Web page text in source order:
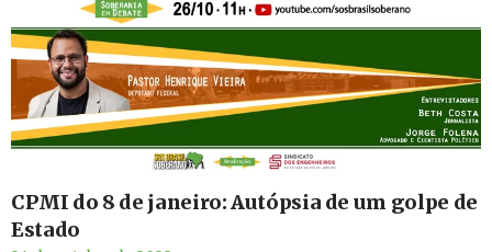
CPMI do 8 de janeiro: Autópsia de um golpe de
Estado